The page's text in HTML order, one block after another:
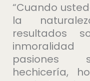
“Cuando
la
resultados
pasiones
hechicería,